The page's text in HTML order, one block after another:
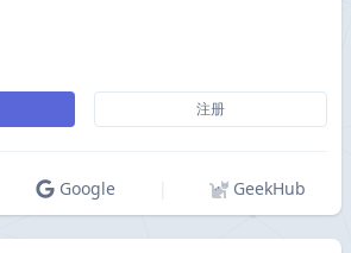
注册
Google GeekHub